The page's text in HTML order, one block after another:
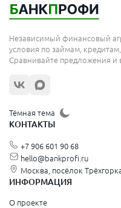
Королёв
Сергиев Посад
Орехово-Зуево
Щёлково
Видное
Зеленоград
Независимый финансовый
условия по займам,
Сравнивайте предложения и
Тёмная тема
КОНТАКТЫ
+7 906 601 90 68
hello@bankprofi.ru
Москва, посёлок
ИНФОРМАЦИЯ
О проекте